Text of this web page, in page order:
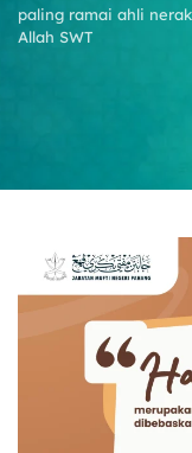
paling ramai ahli
Allah SWT